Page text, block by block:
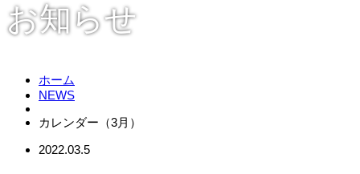
お知らせ
ホーム
NEWS
カレンダー（3月）
2022.03.5